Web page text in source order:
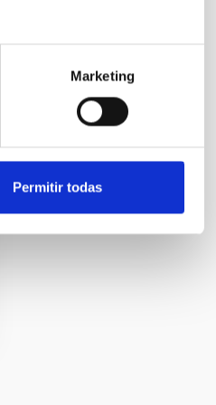
Marketing
Permitir todas